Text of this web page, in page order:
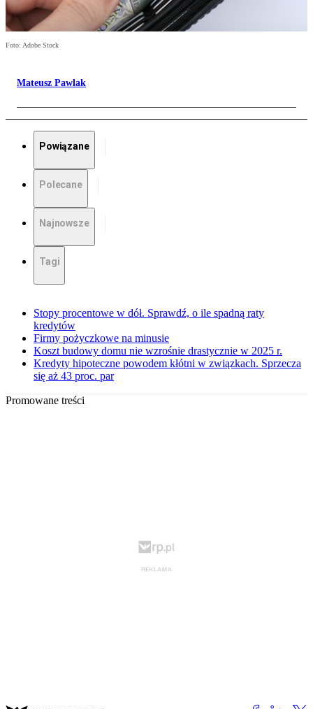
Foto: Adobe Stock
Mateusz Pawlak
Powiązane
Polecane
Najnowsze
Tagi
Stopy procentowe w dół. Sprawdź, o ile spadną raty
kredytów
Firmy pożyczkowe na minusie
Koszt budowy domu nie wzrośnie drastycznie w 2025 r.
Kredyty hipoteczne powodem kłótni w związkach. Sprzecza
się aż 43 proc. par
Promowane treści